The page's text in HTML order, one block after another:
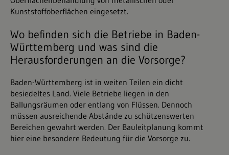
Kunststoffoberflächen eingesetzt.
Wo befinden sich die Betriebe in Baden-
Württemberg und was sind die
Herausforderungen an die Vorsorge?
Baden-Württemberg ist in weiten Teilen ein dicht
besiedeltes Land. Viele Betriebe liegen in den
Ballungsräumen oder entlang von Flüssen. Dennoch
müssen ausreichende Abstände zu schützenswerten
Bereichen gewahrt werden. Der Bauleitplanung kommt
hier eine besondere Bedeutung für die Vorsorge zu.